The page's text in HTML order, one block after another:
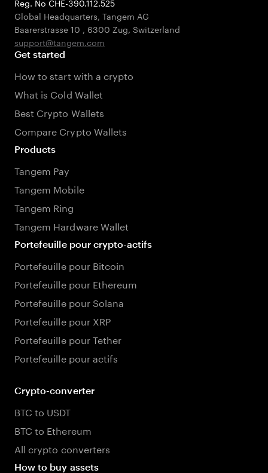
Global Headquarters, Tangem AG
Baarerstrasse 10 , 6300 Zug, Switzerland
support@tangem.com
Get started
How to start with a crypto
What is Cold Wallet
Best Crypto Wallets
Compare Crypto Wallets
Products
Tangem Pay
Tangem Mobile
Tangem Ring
Tangem Hardware Wallet
Portefeuille pour crypto-actifs
Portefeuille pour Bitcoin
Portefeuille pour Ethereum
Portefeuille pour Solana
Portefeuille pour XRP
Portefeuille pour Tether
Portefeuille pour actifs
Crypto-converter
BTC to USDT
BTC to Ethereum
All crypto converters
How to buy assets